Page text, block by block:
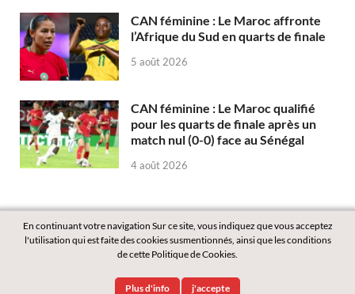
CAN féminine : Le Maroc affronte
l’Afrique du Sud en quarts de finale
5 août 2026
CAN féminine : Le Maroc qualifié
pour les quarts de finale après un
match nul (0-0) face au Sénégal
4 août 2026
En continuant votre navigation Sur ce site, vous indiquez que vous acceptez
l'utilisation qui est faite des cookies susmentionnés, ainsi que les conditions
de cette Politique de Cookies.
Plus d'info j'accepte